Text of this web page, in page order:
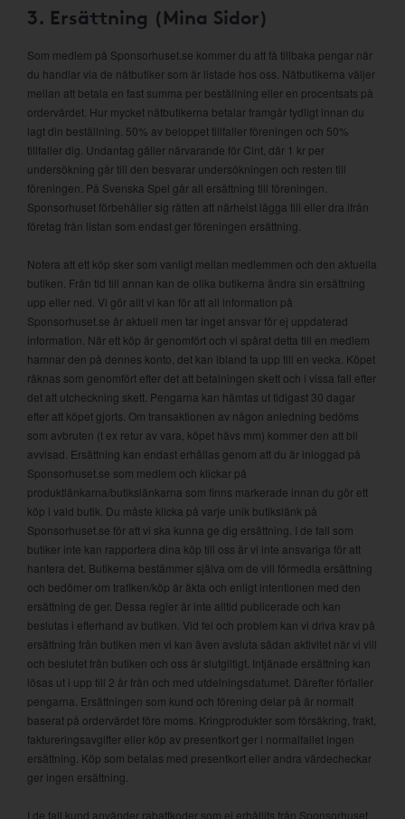
3. Ersättning (Mina Sidor)
Som medlem på Sponsorhuset.se kommer du att få tillbaka pengar när
du handlar via de nätbutiker som är listade hos oss. Nätbutikerna väljer
mellan att betala en fast summa per beställning eller en procentsats på
ordervärdet. Hur mycket nätbutikerna betalar framgår tydligt innan du
lagt din beställning. 50% av beloppet tillfaller föreningen och 50%
tillfaller dig. Undantag gäller närvarande för Cint, där 1 kr per
undersökning går till den besvarar undersökningen och resten till
föreningen. På Svenska Spel går all ersättning till föreningen.
Sponsorhuset förbehåller sig rätten att närhelst lägga till eller dra ifrån
företag från listan som endast ger föreningen ersättning.
Notera att ett köp sker som vanligt mellan medlemmen och den aktuella
butiken. Från tid till annan kan de olika butikerna ändra sin ersättning
upp eller ned. Vi gör allt vi kan för att all information på
Sponsorhuset.se är aktuell men tar inget ansvar för ej uppdaterad
information. När ett köp är genomfört och vi spårat detta till en medlem
hamnar den på dennes konto, det kan ibland ta upp till en vecka. Köpet
räknas som genomfört efter det att betalningen skett och i vissa fall efter
det att utcheckning skett. Pengarna kan hämtas ut tidigast 30 dagar
efter att köpet gjorts. Om transaktionen av någon anledning bedöms
som avbruten (t ex retur av vara, köpet hävs mm) kommer den att bli
avvisad. Ersättning kan endast erhållas genom att du är inloggad på
Sponsorhuset.se som medlem och klickar på
produktlänkarna/butikslänkarna som finns markerade innan du gör ett
köp i vald butik. Du måste klicka på varje unik butikslänk på
Sponsorhuset.se för att vi ska kunna ge dig ersättning. I de fall som
butiker inte kan rapportera dina köp till oss är vi inte ansvariga för att
hantera det. Butikerna bestämmer själva om de vill förmedla ersättning
och bedömer om trafiken/köp är äkta och enligt intentionen med den
ersättning de ger. Dessa regler är inte alltid publicerade och kan
beslutas i efterhand av butiken. Vid fel och problem kan vi driva krav på
ersättning från butiken men vi kan även avsluta sådan aktivitet när vi vill
och beslutet från butiken och oss är slutgiltigt. Intjänade ersättning kan
lösas ut i upp till 2 år från och med utdelningsdatumet. Därefter förfaller
pengarna. Ersättningen som kund och förening delar på är normalt
baserat på ordervärdet före moms. Kringprodukter som försäkring, frakt,
faktureringsavgifter eller köp av presentkort ger i normalfallet ingen
ersättning. Köp som betalas med presentkort eller andra värdecheckar
ger ingen ersättning.
I de fall kund använder rabattkoder som ej erhållits från Sponsorhuset